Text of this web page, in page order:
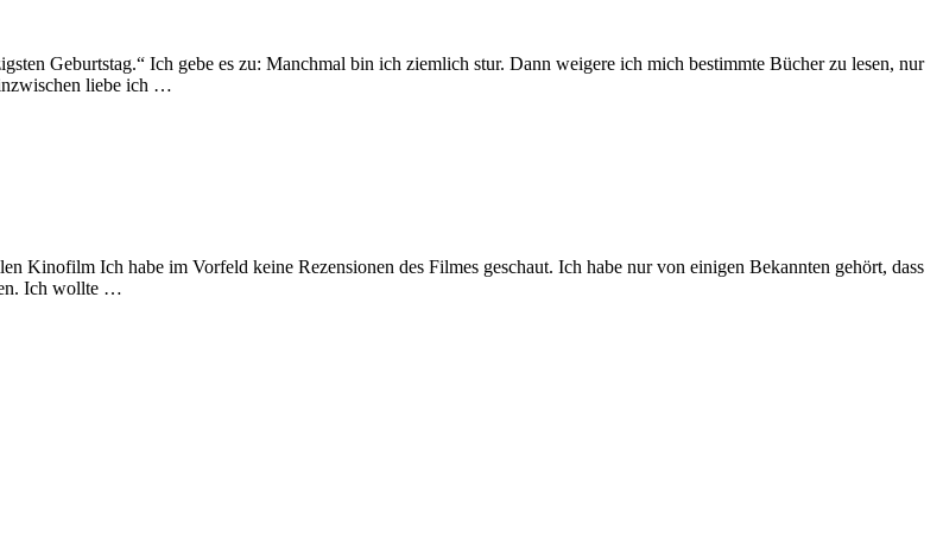
Geburtstag.“ Ich gebe es zu: Manchmal bin ich ziemlich stur. Dann weigere ich mich bestimmte Bücher zu lesen, nur
liebe ich …
Kinofilm Ich habe im Vorfeld keine Rezensionen des Filmes geschaut. Ich habe nur von einigen Bekannten gehört, dass
Ich wollte …